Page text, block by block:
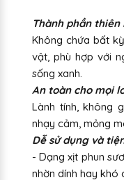
Thành phần
Không chứa bất
vật, phù hợp với
sống xanh.
An toàn cho mọi
Lành tính, không
nhạy cảm, mỏng
Dễ sử dụng và
- Dạng xịt phun
nhờn dính hay khó